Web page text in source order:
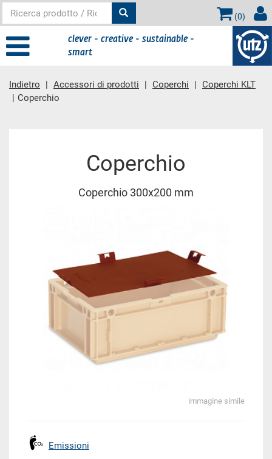
(0)
clever - creative - sustainable -
smart
Indietro Accessori di prodotti Coperchi
Coperchi KLT
Coperchio
Coperchio
Coperchio 300x200 mm
immagine simile
Emissioni